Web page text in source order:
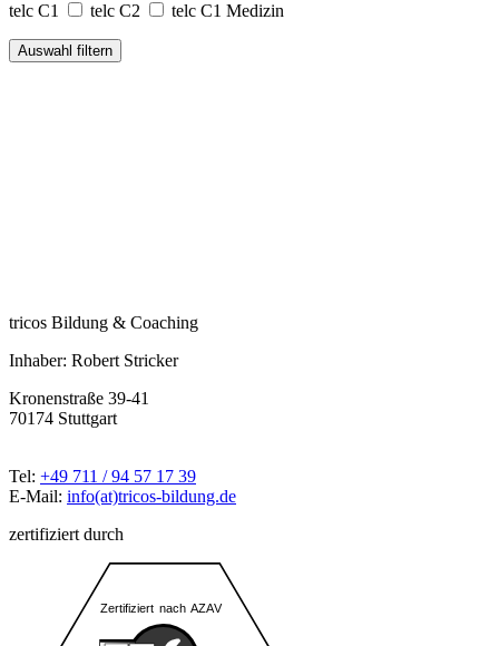
telc C1
telc C2 telc C1 Medizin
tricos Bildung & Coaching
Inhaber: Robert Stricker
Kronenstraße 39-41
70174 Stuttgart
Tel: +49 711 / 94 57 17 39
E-Mail: info(at)tricos-bildung.de
zertifiziert durch